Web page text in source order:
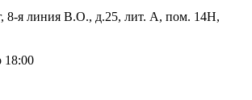
8-я линия В.О., д.25, лит. А, пом. 14Н,
18:00